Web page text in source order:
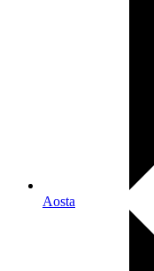
Aosta